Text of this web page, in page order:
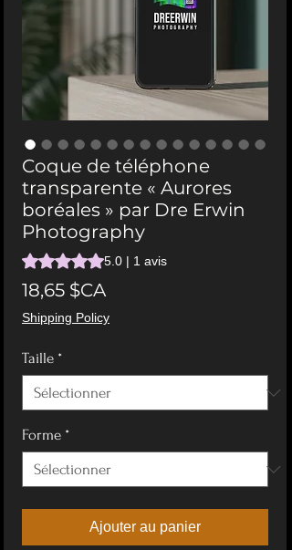
Coque de téléphone
transparente « Aurores
boréales » par Dre Erwin
Photography
La note est de 5.0 sur cinq étoiles sur la
5.0 | 1 avis
18,65 $CAPrix
Shipping Policy
Taille *
Forme *
Ajouter au panier